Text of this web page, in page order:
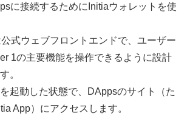
に接続するためにInitiaウォレットを使
公式ウェブフロントエンドで、ユーザー
1の主要機能を操作できるように設計
。
起動した状態で、DAppsのサイト（た
App）にアクセスします。